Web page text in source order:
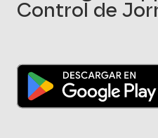
Control de